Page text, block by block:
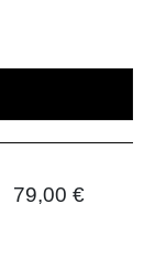
79,00 €